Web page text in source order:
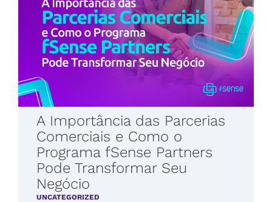
A Importância das Parcerias
Comerciais e Como o
Programa fSense Partners
Pode Transformar Seu
Negócio
UNCATEGORIZED